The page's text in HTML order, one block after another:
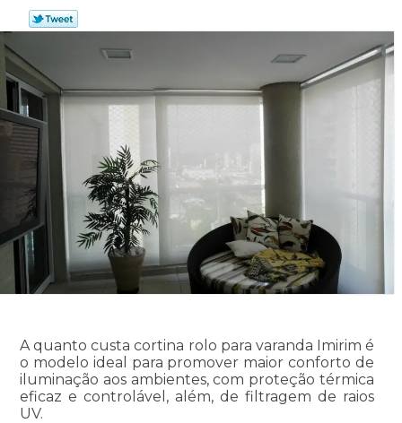
A quanto custa cortina rolo para varanda Imirim é
o modelo ideal para promover maior conforto de
iluminação aos ambientes, com proteção térmica
eficaz e controlável, além, de filtragem de raios
UV.